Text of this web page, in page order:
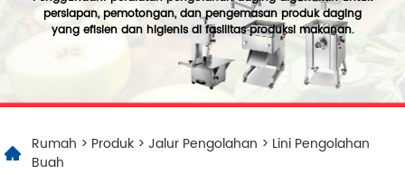
persiapan, pemotongan, dan pengemasan produk daging
yang efisien dan higienis di fasilitas produksi makanan.
Rumah > Produk > Jalur Pengolahan > Lini Pengolahan
Buah